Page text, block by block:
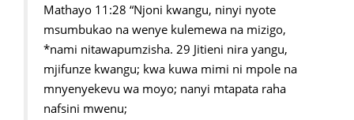
Mathayo 11:28 “Njoni kwangu, ninyi nyote
msumbukao na wenye kulemewa na mizigo,
*nami nitawapumzisha. 29 Jitieni nira yangu,
mjifunze kwangu; kwa kuwa mimi ni mpole na
mnyenyekevu wa moyo; nanyi mtapata raha
nafsini mwenu;